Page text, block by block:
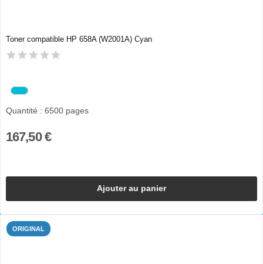
Toner compatible HP 658A (W2001A) Cyan
Quantité : 6500 pages
167,50 €
Ajouter au panier
ORIGINAL